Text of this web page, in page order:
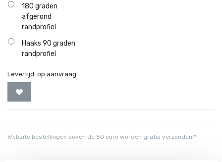
180 graden
afgerond
randprofiel
Haaks 90 graden
randprofiel
Levertijd: op aanvraag
Website bestellingen boven de 50 euro worden gratis verzonden!*